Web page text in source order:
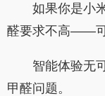
如果你是小
醛要求不高——可
智能体验无
甲醛问题。